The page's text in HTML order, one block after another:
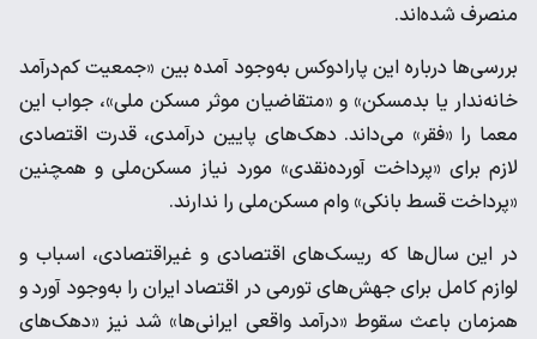
منصرف شده‌اند.
بررسی‌ها درباره این پارادوکس به‌وجود آمده بین «جمعیت کم‌درآمد
خانه‌ندار یا بدمسکن» و «متقاضیان موثر مسکن‌ ملی»، جواب این
معما را «فقر» می‌داند. دهک‌های پایین درآمدی، قدرت اقتصادی
لازم برای «پرداخت آورده‌نقدی» مورد نیاز مسکن‌ملی و همچنین
«پرداخت قسط بانکی» وام مسکن‌ملی را ندارند.
در این سال‌‌ها که ریسک‌های اقتصادی و غیراقتصادی، اسباب و
لوازم کامل برای جهش‌های تورمی در اقتصاد ایران را به‌وجود آورد و
همزمان باعث سقوط «درآمد واقعی ایرانی‌ها» شد نیز «دهک‌های